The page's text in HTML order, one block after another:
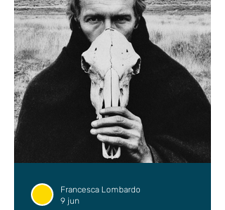
Francesca Lombardo
9 jun